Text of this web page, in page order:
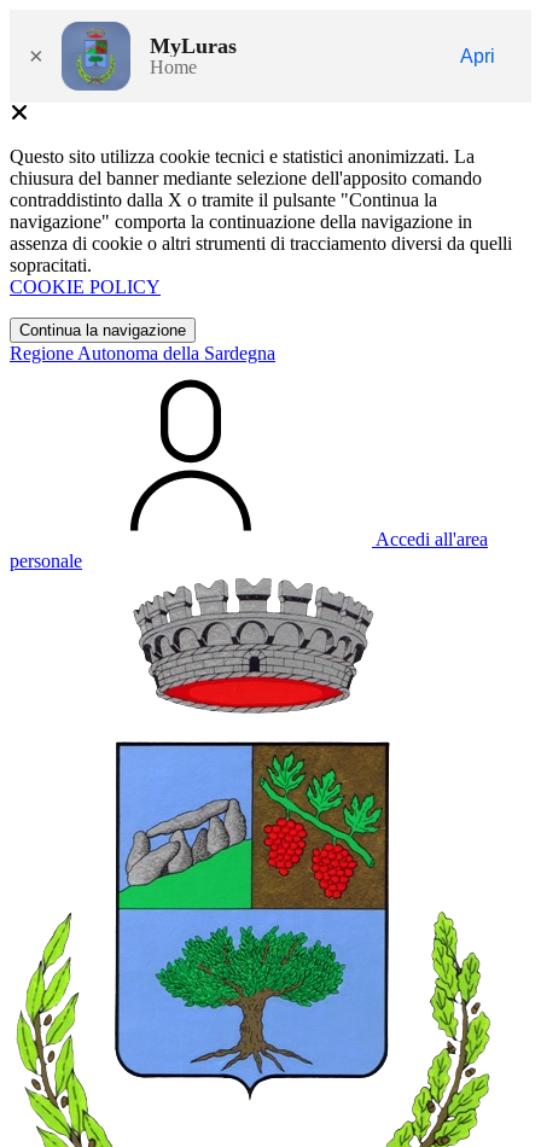
× MyLuras
Home
Apri
Questo sito utilizza cookie tecnici e statistici anonimizzati. La
chiusura del banner mediante selezione dell'apposito comando
contraddistinto dalla X o tramite il pulsante "Continua la
navigazione" comporta la continuazione della navigazione in
assenza di cookie o altri strumenti di tracciamento diversi da quelli
sopracitati.
COOKIE POLICY
Continua la navigazione
Regione Autonoma della Sardegna
Accedi all'area
personale